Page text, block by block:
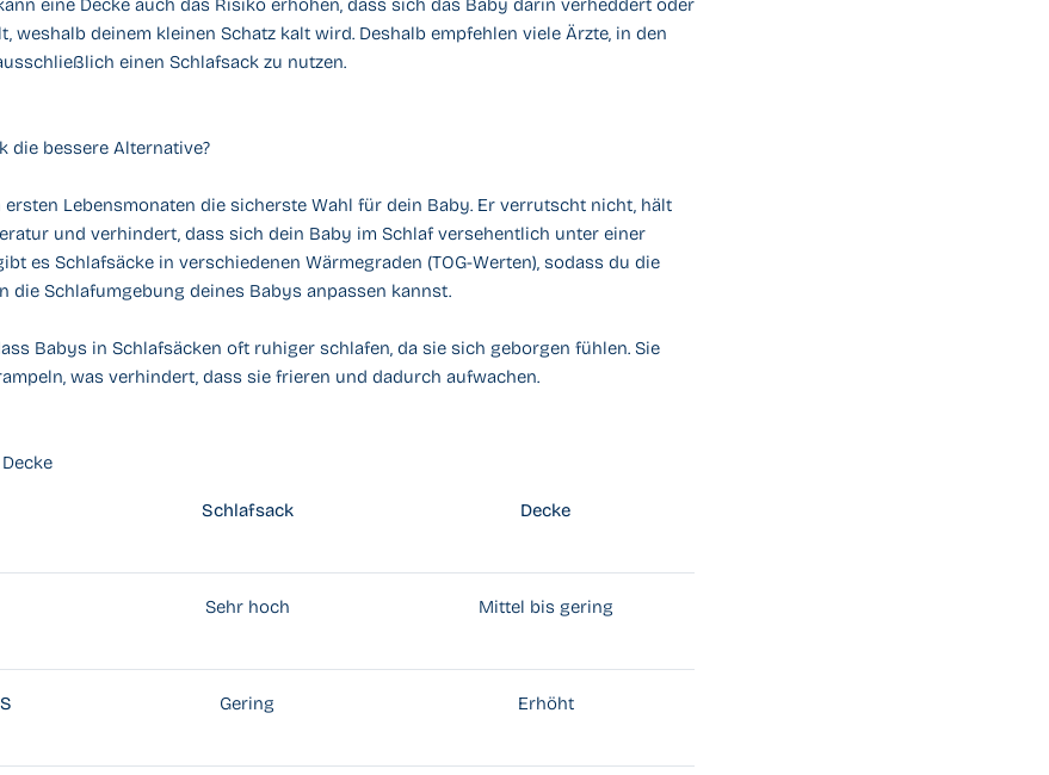
eine Decke auch das Risiko erhöhen, dass sich das Baby darin verheddert oder
weshalb deinem kleinen Schatz kalt wird. Deshalb empfehlen viele Ärzte, in den
einen Schlafsack zu nutzen.
die bessere Alternative?
Lebensmonaten die sicherste Wahl für dein Baby. Er verrutscht nicht, hält
und verhindert, dass sich dein Baby im Schlaf versehentlich unter einer
es Schlafsäcke in verschiedenen Wärmegraden (TOG-Werten), sodass du die
die Schlafumgebung deines Babys anpassen kannst.
Babys in Schlafsäcken oft ruhiger schlafen, da sie sich geborgen fühlen. Sie
was verhindert, dass sie frieren und dadurch aufwachen.
Schlafsack Decke
Sehr hoch Mittel bis gering
Gering Erhöht